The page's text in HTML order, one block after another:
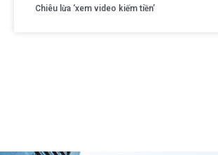
Chiêu lừa ‘xem video kiếm tiền’